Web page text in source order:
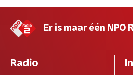
Er is maar één NPO
Radio